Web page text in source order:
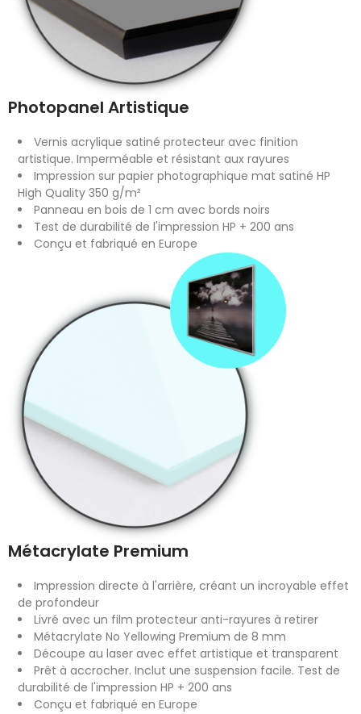
Photopanel Artistique
Vernis acrylique satiné protecteur avec finition
artistique. Imperméable et résistant aux rayures
Impression sur papier photographique mat satiné HP
High Quality 350 g/m²
Panneau en bois de 1 cm avec bords noirs
Test de durabilité de l'impression HP + 200 ans
Conçu et fabriqué en Europe
Métacrylate Premium
Impression directe à l'arrière, créant un incroyable effet
de profondeur
Livré avec un film protecteur anti-rayures à retirer
Métacrylate No Yellowing Premium de 8 mm
Découpe au laser avec effet artistique et transparent
Prêt à accrocher. Inclut une suspension facile. Test de
durabilité de l'impression HP + 200 ans
Conçu et fabriqué en Europe